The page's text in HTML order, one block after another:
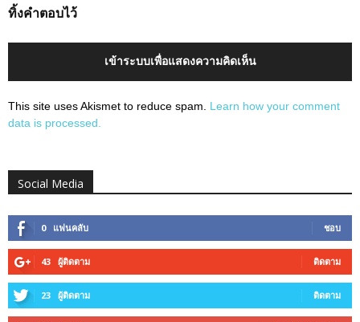
ทิ้งคำตอบไว้
เข้าระบบเพื่อแสดงความคิดเห็น
This site uses Akismet to reduce spam. Learn how your comment
data is processed.
Social Media
0 แฟนคลับ ชอบ
43 ผู้ติดตาม ติดตาม
23 ผู้ติดตาม ติดตาม